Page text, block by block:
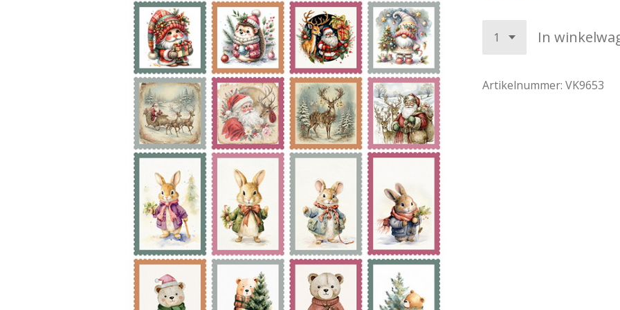
In
Artikelnummer: VK9653